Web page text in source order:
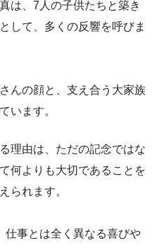
は、7人の子供たちと築き
して、多くの反響を呼びま
んの顔と、支え合う大家族
います。
理由は、ただの記念ではな
何よりも大切であることを
られます。
仕事とは全く異なる喜びや